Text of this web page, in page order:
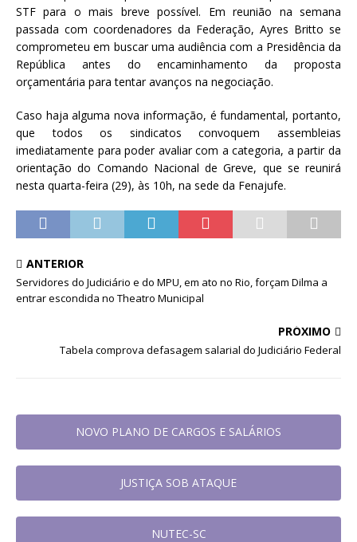
STF para o mais breve possível. Em reunião na semana
passada com coordenadores da Federação, Ayres Britto se
comprometeu em buscar uma audiência com a Presidência da
República antes do encaminhamento da proposta
orçamentária para tentar avanços na negociação.
Caso haja alguma nova informação, é fundamental, portanto,
que todos os sindicatos convoquem assembleias
imediatamente para poder avaliar com a categoria, a partir da
orientação do Comando Nacional de Greve, que se reunirá
nesta quarta-feira (29), às 10h, na sede da Fenajufe.
ANTERIOR
Servidores do Judiciário e do MPU, em ato no Rio, forçam Dilma a
entrar escondida no Theatro Municipal
PRÓXIMO
Tabela comprova defasagem salarial do Judiciário Federal
NOVO PLANO DE CARGOS E SALÁRIOS
JUSTIÇA SOB ATAQUE
NUTEC-SC